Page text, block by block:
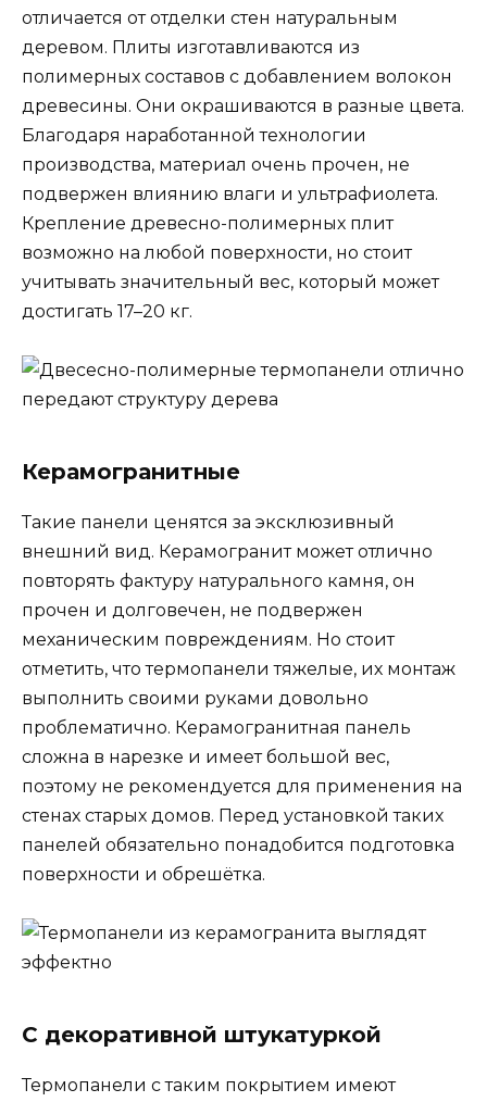
отличается от отделки стен натуральным
деревом. Плиты изготавливаются из
полимерных составов с добавлением волокон
древесины. Они окрашиваются в разные цвета.
Благодаря наработанной технологии
производства, материал очень прочен, не
подвержен влиянию влаги и ультрафиолета.
Крепление древесно-полимерных плит
возможно на любой поверхности, но стоит
учитывать значительный вес, который может
достигать 17–20 кг.
Керамогранитные
Такие панели ценятся за эксклюзивный
внешний вид. Керамогранит может отлично
повторять фактуру натурального камня, он
прочен и долговечен, не подвержен
механическим повреждениям. Но стоит
отметить, что термопанели тяжелые, их монтаж
выполнить своими руками довольно
проблематично. Керамогранитная панель
сложна в нарезке и имеет большой вес,
поэтому не рекомендуется для применения на
стенах старых домов. Перед установкой таких
панелей обязательно понадобится подготовка
поверхности и обрешётка.
С декоративной штукатуркой
Термопанели с таким покрытием имеют